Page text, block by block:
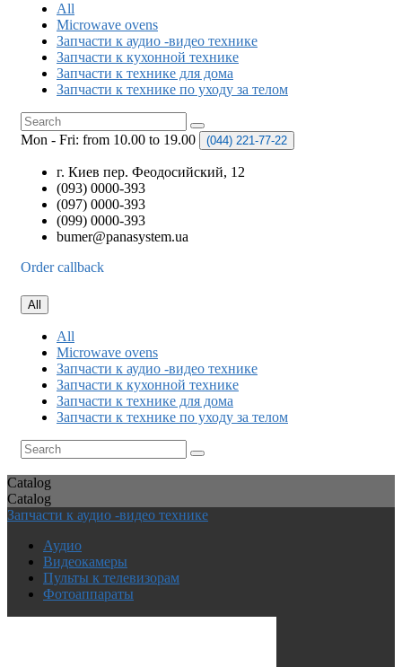
All
Microwave ovens
Запчасти к аудио -видео технике
Запчасти к кухонной технике
Запчасти к технике для дома
Запчасти к технике по уходу за телом
Mon - Fri: from 10.00 to 19.00 (044) 221-77-22
г. Киев пер. Феодосийский, 12
(093) 0000-393
(097) 0000-393
(099) 0000-393
bumer@panasystem.ua
Order callback
All
All
Microwave ovens
Запчасти к аудио -видео технике
Запчасти к кухонной технике
Запчасти к технике для дома
Запчасти к технике по уходу за телом
Catalog
Catalog
Запчасти к аудио -видео технике
Аудио
Видеокамеры
Пульты к телевизорам
Фотоаппараты